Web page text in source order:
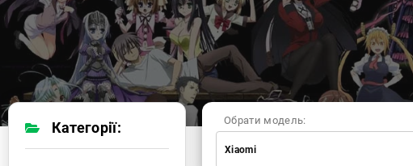
Обрати модель:
Xiaomi
Категорії: